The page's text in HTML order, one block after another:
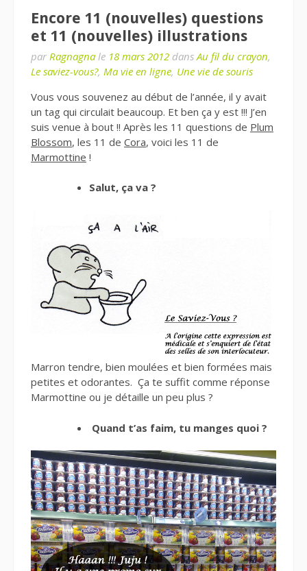
Encore 11 (nouvelles) questions
et 11 (nouvelles) illustrations
par Ragnagna le 18 mars 2012 dans Au fil du crayon,
Le saviez-vous?, Ma vie en ligne, Une vie de souris
Vous vous souvenez au début de l’année, il y avait
un tag qui circulait beaucoup. Et ben ça y est !!! J’en
suis venue à bout !! Après les 11 questions de Plum
Blossom, les 11 de Cora, voici les 11 de
Marmottine !
Salut, ça va ?
Marron tendre, bien moulées et bien formées mais
petites et odorantes. Ça te suffit comme réponse
Marmottine ou je détaille un peu plus ?
Quand t’as faim, tu manges quoi ?